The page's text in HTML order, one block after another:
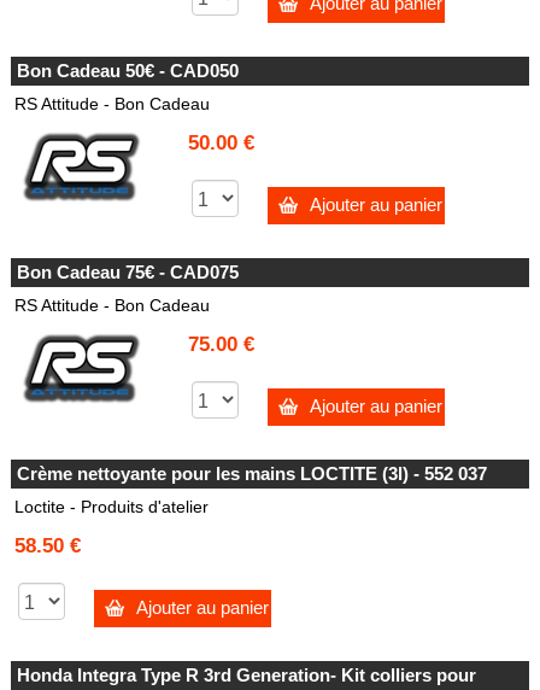
Bon Cadeau 50€ - CAD050
RS Attitude - Bon Cadeau
50.00 €
Ajouter au panier
Bon Cadeau 75€ - CAD075
RS Attitude - Bon Cadeau
75.00 €
Ajouter au panier
Crème nettoyante pour les mains LOCTITE (3l) - 552 037
Loctite - Produits d'atelier
58.50 €
Ajouter au panier
Honda Integra Type R 3rd Generation- Kit colliers pour